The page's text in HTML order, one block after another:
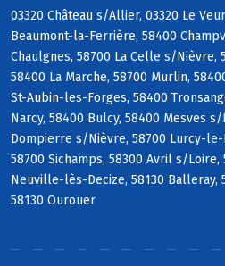
03320 Château s/Allier, 03320 Le
Beaumont-la-Ferrière, 58400
Chaulgnes, 58700 La Celle s/Nièvre,
58400 La Marche, 58700 Murlin,
St-Aubin-les-Forges, 58400
Narcy, 58400 Bulcy, 58400 Mesves
Dompierre s/Nièvre, 58700 Lurcy-le-
58700 Sichamps, 58300 Avril s/
Neuville-lès-Decize, 58130 Balleray,
58130 Ourouër